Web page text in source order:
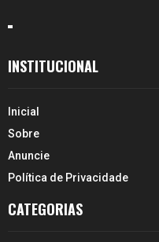
INSTITUCIONAL
Inicial
Sobre
Anuncie
Política de Privacidade
CATEGORIAS